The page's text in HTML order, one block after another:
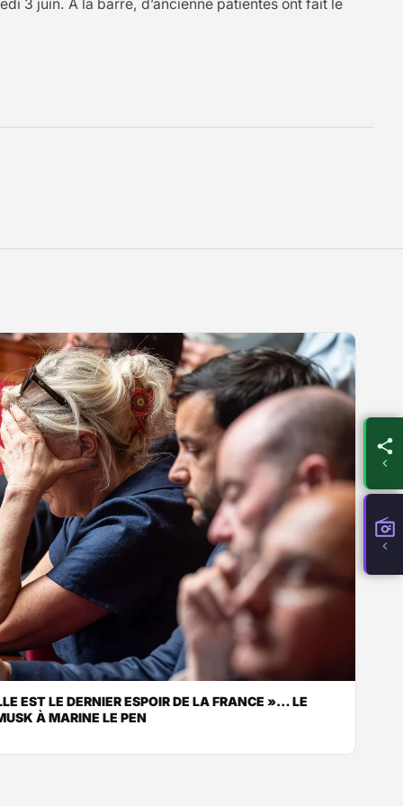
3 juin. À la barre, d’ancienne patientes ont fait le
EST LE DERNIER ESPOIR DE LA FRANCE »… LE
À MARINE LE PEN